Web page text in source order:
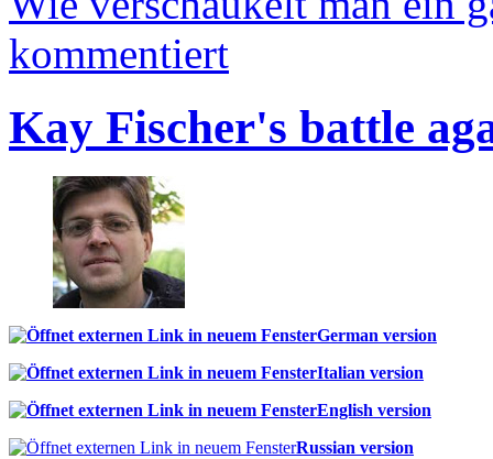
kommentiert
Kay Fischer's battle
German version
Italian version
English version
Russian version